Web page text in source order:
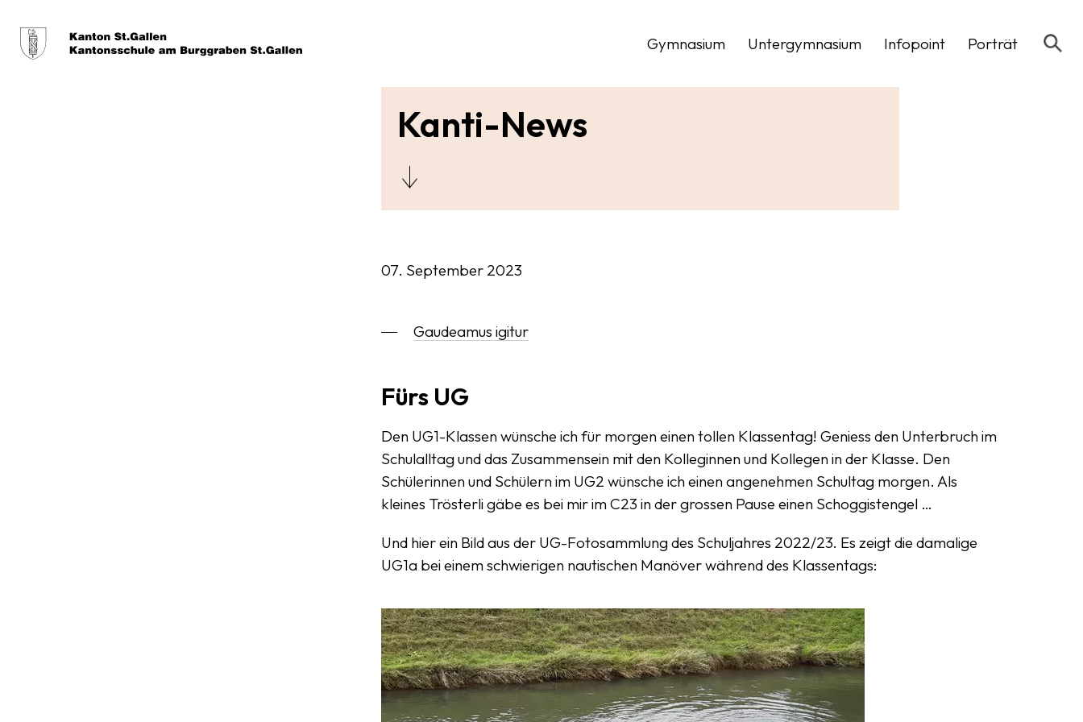
Gymnasium Untergymnasium Infopoint Porträt
Kanti-News
07. September 2023
Gaudeamus igitur
Fürs UG
Den UG1-Klassen wünsche ich für morgen einen tollen Klassentag! Geniess den Unterbruch im
Schulalltag und das Zusammensein mit den Kolleginnen und Kollegen in der Klasse. Den
Schülerinnen und Schülern im UG2 wünsche ich einen angenehmen Schultag morgen. Als
kleines Trösterli gäbe es bei mir im C23 in der grossen Pause einen Schoggistengel …
Und hier ein Bild aus der UG-Fotosammlung des Schuljahres 2022/23. Es zeigt die damalige
UG1a bei einem schwierigen nautischen Manöver während des Klassentags: